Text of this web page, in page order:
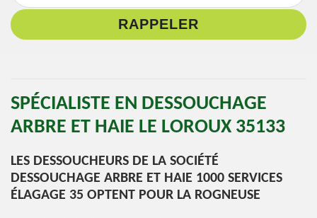
SPÉCIALISTE EN DESSOUCHAGE
ARBRE ET HAIE LE LOROUX 35133
LES DESSOUCHEURS DE LA SOCIÉTÉ
DESSOUCHAGE ARBRE ET HAIE 1000 SERVICES
ÉLAGAGE 35 OPTENT POUR LA ROGNEUSE